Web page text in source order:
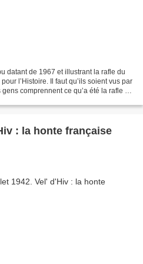
datant de 1967 et illustrant la rafle du
l’Histoire. Il faut qu’ils soient vus par
comprennent ce qu’a été la rafle du
: la honte française